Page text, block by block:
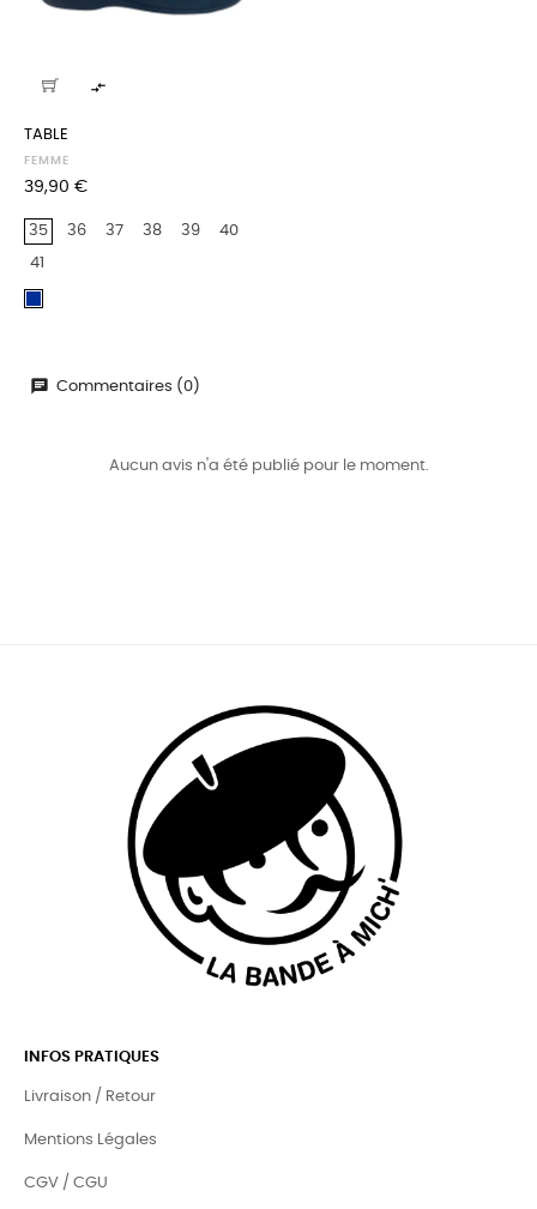

TABLE
FEMME
Prix
39,90 €
35 36 37 38 39 40
41
Commentaires (0)
Aucun avis n'a été publié pour le moment.
INFOS PRATIQUES
Livraison / Retour
Mentions Légales
CGV / CGU